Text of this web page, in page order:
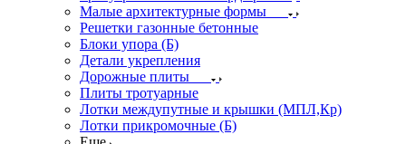
Малые архитектурные формы
Решетки газонные бетонные
Блоки упора (Б)
Детали укрепления
Дорожные плиты
Плиты тротуарные
Лотки междупутные и крышки (МПЛ,Кр)
Лотки прикромочные (Б)